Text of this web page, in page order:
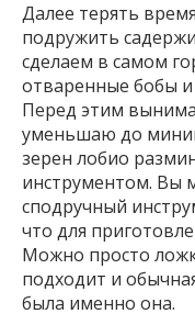
Далее терять
подружить
сделаем в самом
отваренные бобы
Перед этим
уменьшаю до
зерен лобио
инструментом. Вы
сподручный
что для
Можно просто
подходит и
была именно она.